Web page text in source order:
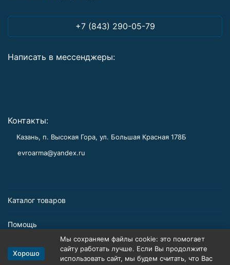
+7 (843) 290-05-79
Написать в мессенджеры:
Контакты:
Казань, п. Высокая Гора, ул. Большая Красная 178Б
evroarma@yandex.ru
Каталог товаров
Помощь
Информация
Хорошо
Мы сохраняем файлы cookie: это помогает
сайту работать лучше. Если Вы продолжите
использовать сайт, мы будем считать, что Вас